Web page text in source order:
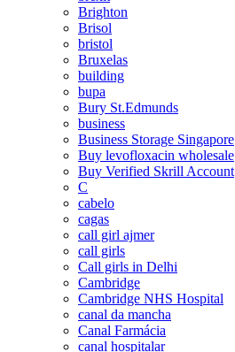
Brighton
Brisol
bristol
Bruxelas
building
bupa
Bury St.Edmunds
business
Business Storage Singapore
Buy levofloxacin wholesale
Buy Verified Skrill Account
C
cabelo
cagas
call girl ajmer
call girls
Call girls in Delhi
Cambridge
Cambridge NHS Hospital
canal da mancha
Canal Farmácia
canal hospitalar